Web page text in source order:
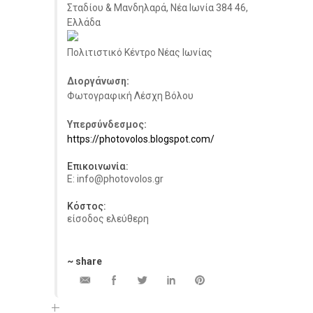
Σταδίου & Μανδηλαρά, Νέα Ιωνία 384 46,
Ελλάδα
Πολιτιστικό Κέντρο Νέας Ιωνίας
Διοργάνωση:
Φωτογραφική Λέσχη Βόλου
Υπερσύνδεσμος:
https://photovolos.blogspot.com/
Επικοινωνία:
E: info@photovolos.gr
Κόστος:
είσοδος ελεύθερη
~ share